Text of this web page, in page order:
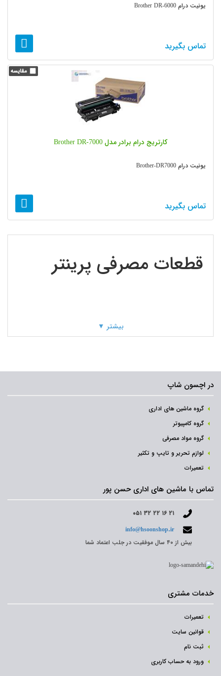
یونیت درام Brother DR-6000
تماس بگیرید
کارتریج درام برادر مدل Brother DR-7000
یونیت درام Brother-DR7000
تماس بگیرید
قطعات مصرفی پرینتر
بیشتر ▼
در اچسون شاپ
گروه ماشین های اداری
گروه کامپیوتر
گروه مواد مصرفی
لوازم تحریر و تایپ و تکثیر
تعمیرات
تماس با ماشین های اداری حسن پور
۰۵۱ ۳۲ ۲۲ ۱۶ ۲۱
info@hsoonshop.ir
بیش از ۴۰ سال موفقیت در جلب اعتماد شما
خدمات مشتری
تعمیرات
قوانین سایت
ثبت نام‌
ورود به حساب کاربری